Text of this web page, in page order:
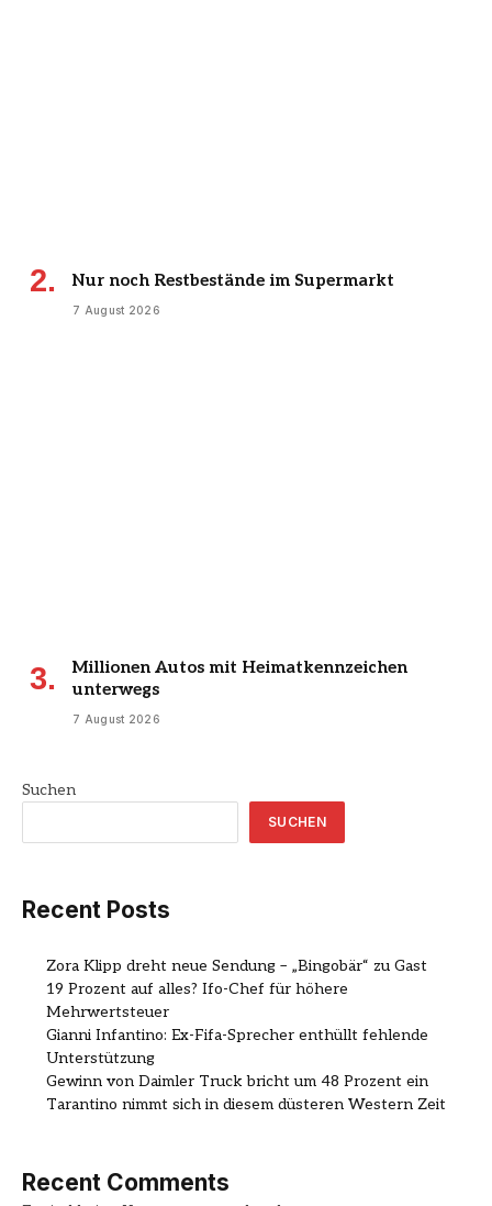
Nur noch Restbestände im Supermarkt
7 August 2026
Millionen Autos mit Heimatkennzeichen
unterwegs
7 August 2026
Suchen
SUCHEN
Recent Posts
Zora Klipp dreht neue Sendung – „Bingobär“ zu Gast
19 Prozent auf alles? Ifo-Chef für höhere
Mehrwertsteuer
Gianni Infantino: Ex-Fifa-Sprecher enthüllt fehlende
Unterstützung
Gewinn von Daimler Truck bricht um 48 Prozent ein
Tarantino nimmt sich in diesem düsteren Western Zeit
Recent Comments